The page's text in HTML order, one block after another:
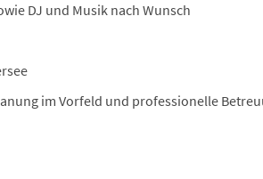
DJ und Musik nach Wunsch
im Vorfeld und professionelle